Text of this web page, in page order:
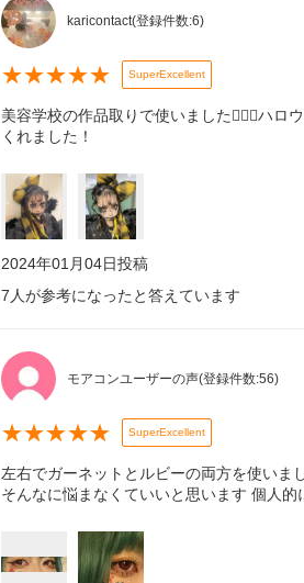
karicontact(登録件数:6)
★★★★★ SuperExcellent
美容学校の作品取りで使いました🙆🏻‍♀️ハ
くれました！
2024年01月04日投稿
7 人が参考になったと答えています
モアコンユーザーの声(登録件数:56)
★★★★★ SuperExcellent
左右でガーネットとルビーの両方を使いま
そんなに悩まなくていいと思います 個人